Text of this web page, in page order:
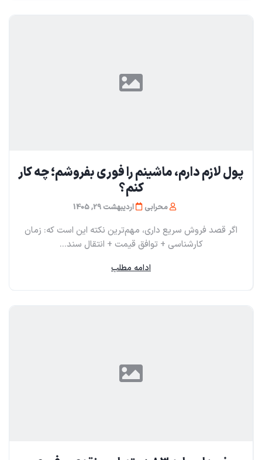
پول لازم دارم، ماشینم را فوری بفروشم؛ چه کار
کنم؟
محرابی اردیبهشت 29, 1405
اگر قصد فروش سریع داری، مهم‌ترین نکته این است که: زمان
کارشناسی + توافق قیمت + انتقال سند...
ادامه مطلب